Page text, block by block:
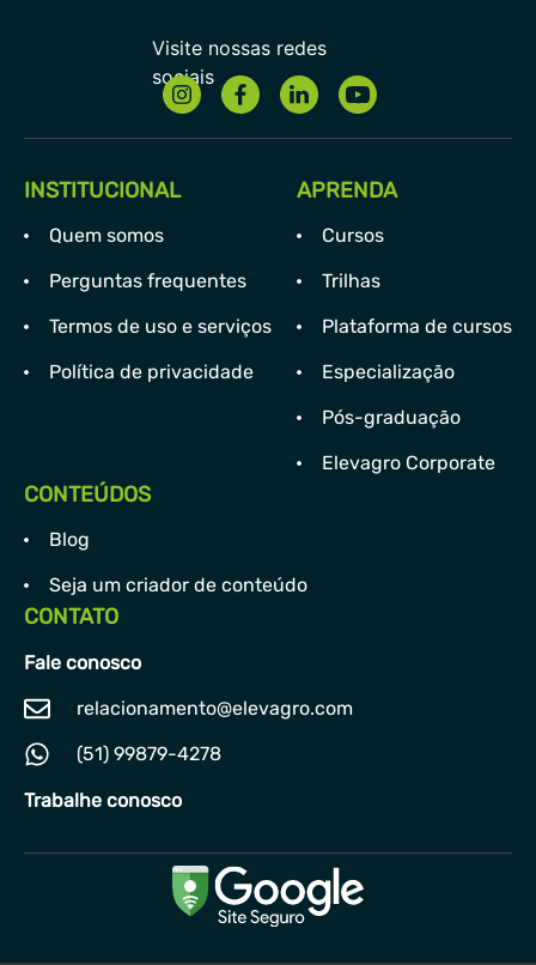
INSTITUCIONAL
Quem somos
Perguntas frequentes
Termos de uso e serviços
Política de privacidade
APRENDA
Cursos
Trilhas
Plataforma de cursos
Especialização
Pós-graduação
Elevagro Corporate
CONTEÚDOS
Blog
Seja um criador de conteúdo
CONTATO
Fale conosco
relacionamento@elevagro.com
(51) 99879-4278
Trabalhe conosco